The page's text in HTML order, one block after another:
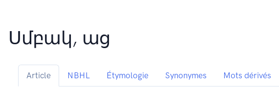
Սմբակ, աց
Article NBHL Étymologie Synonymes Mots dérivés